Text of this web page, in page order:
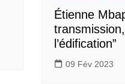
Étienne
l’édification”
09 Fév 2023